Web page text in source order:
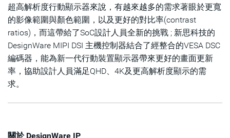
超高解析度行動顯示器來說，有越來越多的需求著眼於更寬
的影像範圍與顏色範圍，以及更好的對比率(contrast
ratios)，而這帶給了SoC設計人員全新的挑戰 ; 新思科技的
DesignWare MIPI DSI 主機控制器結合了經整合的VESA DSC
編碼器，能為新一代行動裝置顯示器帶來更好的畫面更新
率，協助設計人員滿足QHD、4K及更高解析度顯示的需
求。
關於 DesignWare IP